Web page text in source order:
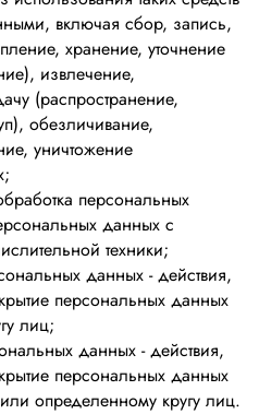
включая сбор, запись,
хранение, уточнение
извлечение,
(распространение,
обезличивание,
уничтожение
персональных
данных с
техники;
данных - действия,
персональных данных
лиц;
данных - действия,
персональных данных
определенному кругу лиц.